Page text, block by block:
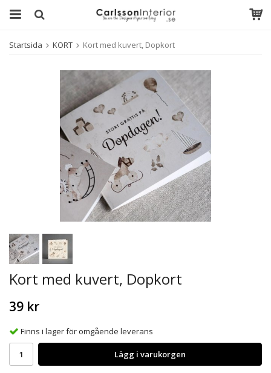
Startsida KORT Kort med kuvert, Dopkort
Kort med kuvert, Dopkort
39 kr
Finns i lager för omgående leverans
Lägg i varukorgen